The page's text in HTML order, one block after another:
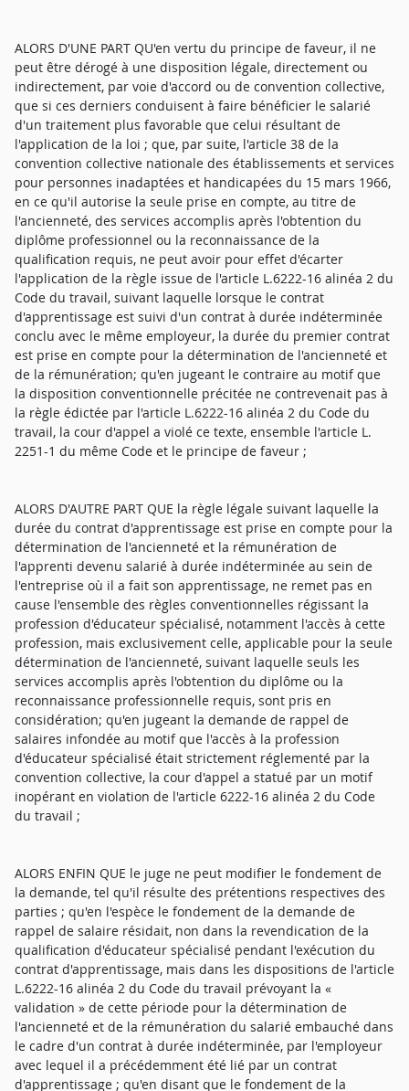
ALORS D'UNE PART QU'en vertu du principe de faveur, il ne
peut être dérogé à une disposition légale, directement ou
indirectement, par voie d'accord ou de convention collective,
que si ces derniers conduisent à faire bénéficier le salarié
d'un traitement plus favorable que celui résultant de
l'application de la loi ; que, par suite, l'article 38 de la
convention collective nationale des établissements et services
pour personnes inadaptées et handicapées du 15 mars 1966,
en ce qu'il autorise la seule prise en compte, au titre de
l'ancienneté, des services accomplis après l'obtention du
diplôme professionnel ou la reconnaissance de la
qualification requis, ne peut avoir pour effet d'écarter
l'application de la règle issue de l'article L.6222-16 alinéa 2 du
Code du travail, suivant laquelle lorsque le contrat
d'apprentissage est suivi d'un contrat à durée indéterminée
conclu avec le même employeur, la durée du premier contrat
est prise en compte pour la détermination de l'ancienneté et
de la rémunération; qu'en jugeant le contraire au motif que
la disposition conventionnelle précitée ne contrevenait pas à
la règle édictée par l'article L.6222-16 alinéa 2 du Code du
travail, la cour d'appel a violé ce texte, ensemble l'article L.
2251-1 du même Code et le principe de faveur ;
ALORS D'AUTRE PART QUE la règle légale suivant laquelle la
durée du contrat d'apprentissage est prise en compte pour la
détermination de l'ancienneté et la rémunération de
l'apprenti devenu salarié à durée indéterminée au sein de
l'entreprise où il a fait son apprentissage, ne remet pas en
cause l'ensemble des règles conventionnelles régissant la
profession d'éducateur spécialisé, notamment l'accès à cette
profession, mais exclusivement celle, applicable pour la seule
détermination de l'ancienneté, suivant laquelle seuls les
services accomplis après l'obtention du diplôme ou la
reconnaissance professionnelle requis, sont pris en
considération; qu'en jugeant la demande de rappel de
salaires infondée au motif que l'accès à la profession
d'éducateur spécialisé était strictement réglementé par la
convention collective, la cour d'appel a statué par un motif
inopérant en violation de l'article 6222-16 alinéa 2 du Code
du travail ;
ALORS ENFIN QUE le juge ne peut modifier le fondement de
la demande, tel qu'il résulte des prétentions respectives des
parties ; qu'en l'espèce le fondement de la demande de
rappel de salaire résidait, non dans la revendication de la
qualification d'éducateur spécialisé pendant l'exécution du
contrat d'apprentissage, mais dans les dispositions de l'article
L.6222-16 alinéa 2 du Code du travail prévoyant la «
validation » de cette période pour la détermination de
l'ancienneté et de la rémunération du salarié embauché dans
le cadre d'un contrat à durée indéterminée, par l'employeur
avec lequel il a précédemment été lié par un contrat
d'apprentissage ; qu'en disant que le fondement de la